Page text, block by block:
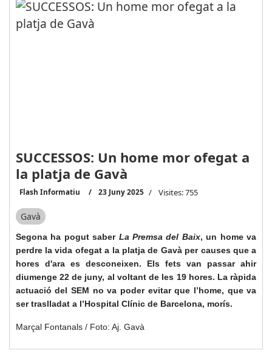
SUCCESSOS: Un home mor ofegat a
la platja de Gavà
Flash Informatiu 23 Juny 2025 Visites: 755
Gavà
Segona ha pogut saber La Premsa del Baix, un home va
perdre la vida ofegat a la platja de Gavà per causes que a
hores d'ara es desconeixen. Els fets van passar ahir
diumenge 22 de juny, al voltant de les 19 hores. La ràpida
actuació del SEM no va poder evitar que l’home, que va
ser traslladat a l’Hospital Clínic de Barcelona, morís.
Marçal Fontanals / Foto: Aj. Gavà